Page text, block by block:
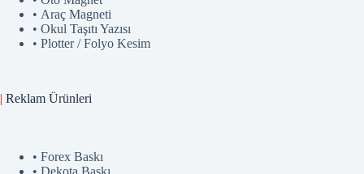
• Araç Magneti
• Okul Taşıtı Yazısı
• Plotter / Folyo Kesim
| Reklam Ürünleri
• Forex Baskı